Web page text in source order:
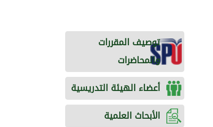
توصيف المقررات
والمحاضرات
أعضاء الهيئة التدريسية
الأبحاث العلمية